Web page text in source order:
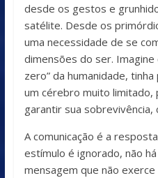
desde os gestos e
satélite. Desde os
uma necessidade de se
dimensões do ser. Imagine
zero” da humanidade,
um cérebro muito limitado,
garantir sua sobrevivência,
A comunicação é a
estímulo é ignorado, não
mensagem que não